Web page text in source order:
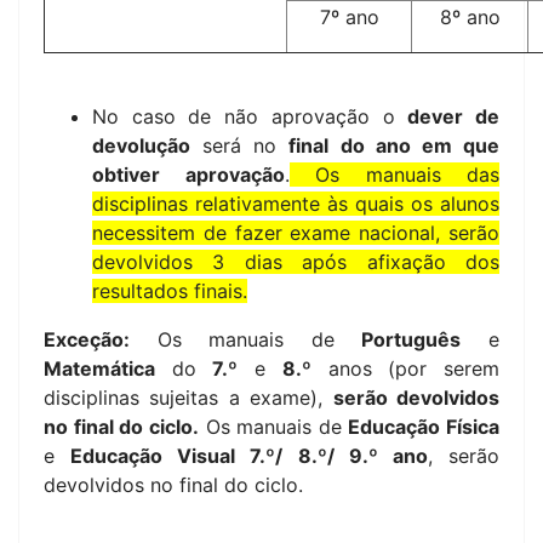
7º ano
8º ano
No caso de não aprovação odever de
devolução será nofinal do ano em que
obtiver aprovação. Os manuais das
disciplinas relativamente às quais os alunos
necessitem de fazer exame nacional, serão
devolvidos 3 dias após afixação dos
resultados finais.
Exceção: Os manuais de Português e
Matemática do7.º e 8.º anos (por serem
disciplinas sujeitas a exame), serão devolvidos
no final do ciclo. Os manuais de Educação Física
e Educação Visual 7.º/ 8.º/ 9.º ano, serão
devolvidos no final do ciclo.